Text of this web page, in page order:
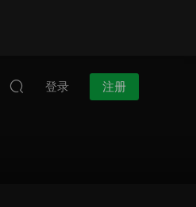
登录 注册